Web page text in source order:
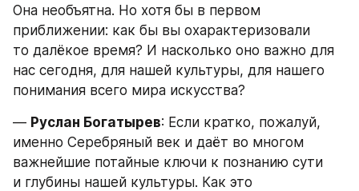
Она необъятна. Но хотя бы в первом
приближении: как бы вы охарактеризовали
то далёкое время? И насколько оно важно для
нас сегодня, для нашей культуры, для нашего
понимания всего мира искусства?
— Руслан Богатырев: Если кратко, пожалуй,
именно Серебряный век и даёт во многом
важнейшие потайные ключи к познанию сути
и глубины нашей культуры. Как это